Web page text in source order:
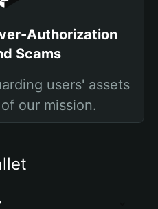
Authorization
Scams
users' assets
our mission.